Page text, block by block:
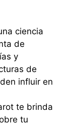
ciencia
de
y
de
influir en
te brinda
tu